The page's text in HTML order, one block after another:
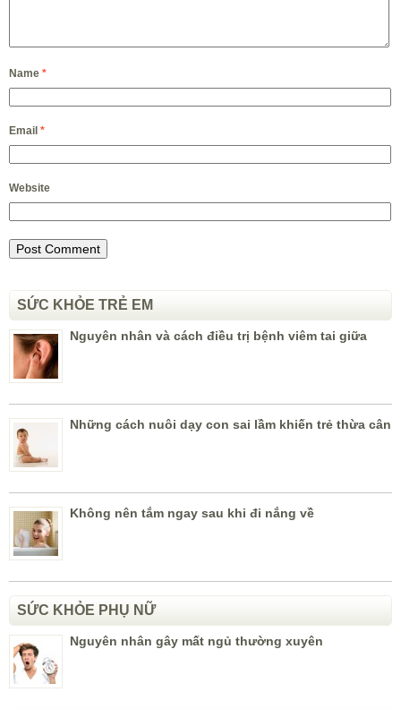
Name *
Email *
Website
SỨC KHỎE TRẺ EM
Nguyên nhân và cách điều trị bệnh viêm tai giữa
Những cách nuôi dạy con sai lầm khiến trẻ thừa cân
Không nên tắm ngay sau khi đi nắng về
SỨC KHỎE PHỤ NỮ
Nguyên nhân gây mất ngủ thường xuyên